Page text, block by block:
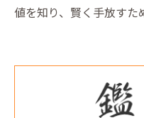
値を知り、賢く手放すた